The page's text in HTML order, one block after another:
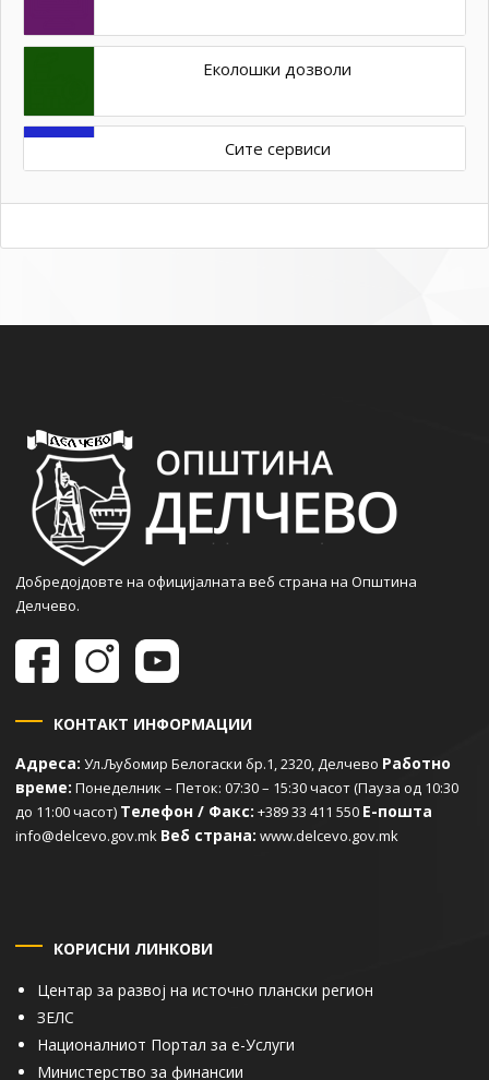
Еколошки дозволи
Сите сервиси
Добредојдовте на официјалната веб страна на Општина
Делчево.
КОНТАКТ ИНФОРМАЦИИ
Адреса: Ул.Љубомир Белогаски бр.1, 2320, Делчево Работно
време: Понеделник – Петок: 07:30 – 15:30 часот (Пауза од 10:30
до 11:00 часот) Телефон / Факс: +389 33 411 550 Е-пошта
info@delcevo.gov.mk Веб страна: www.delcevo.gov.mk
КОРИСНИ ЛИНКОВИ
Центар за развој на источно плански регион
ЗЕЛС
Националниот Портал за е-Услуги
Министерство за финансии